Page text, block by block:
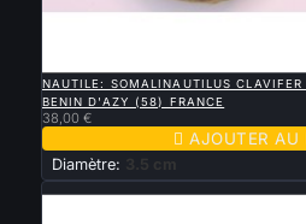
NAUTILE: SOMALINAUTILUS
BENIN D'AZY (58) FRANCE
38,00 €
 AJOUTER AU
Diamètre: 3.5 cm
Nouveau